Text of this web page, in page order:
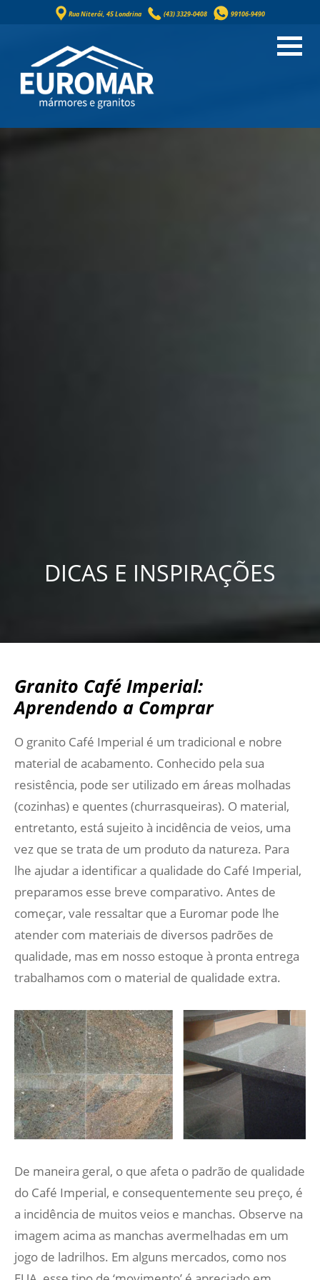
Rua Niterói, 45 Londrina (43) 3329-0408 99106-9490
DICAS E INSPIRAÇÕES
Granito Café Imperial:
Aprendendo a Comprar
O granito Café Imperial é um tradicional e nobre
material de acabamento. Conhecido pela sua
resistência, pode ser utilizado em áreas molhadas
(cozinhas) e quentes (churrasqueiras). O material,
entretanto, está sujeito à incidência de veios, uma
vez que se trata de um produto da natureza. Para
lhe ajudar a identificar a qualidade do Café Imperial,
preparamos esse breve comparativo. Antes de
começar, vale ressaltar que a Euromar pode lhe
atender com materiais de diversos padrões de
qualidade, mas em nosso estoque à pronta entrega
trabalhamos com o material de qualidade extra.
De maneira geral, o que afeta o padrão de qualidade
do Café Imperial, e consequentemente seu preço, é
a incidência de muitos veios e manchas. Observe na
imagem acima as manchas avermelhadas em um
jogo de ladrilhos. Em alguns mercados, como nos